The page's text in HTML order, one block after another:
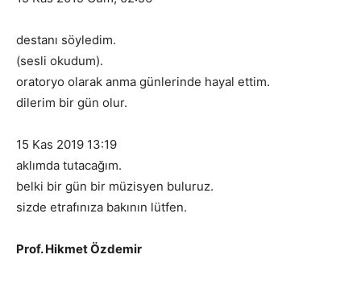
destanı söyledim.
(sesli okudum).
oratoryo olarak anma günlerinde hayal ettim.
dilerim bir gün olur.
15 Kas 2019 13:19
aklımda tutacağım.
belki bir gün bir müzisyen buluruz.
sizde etrafınıza bakının lütfen.
Prof. Hikmet Özdemir